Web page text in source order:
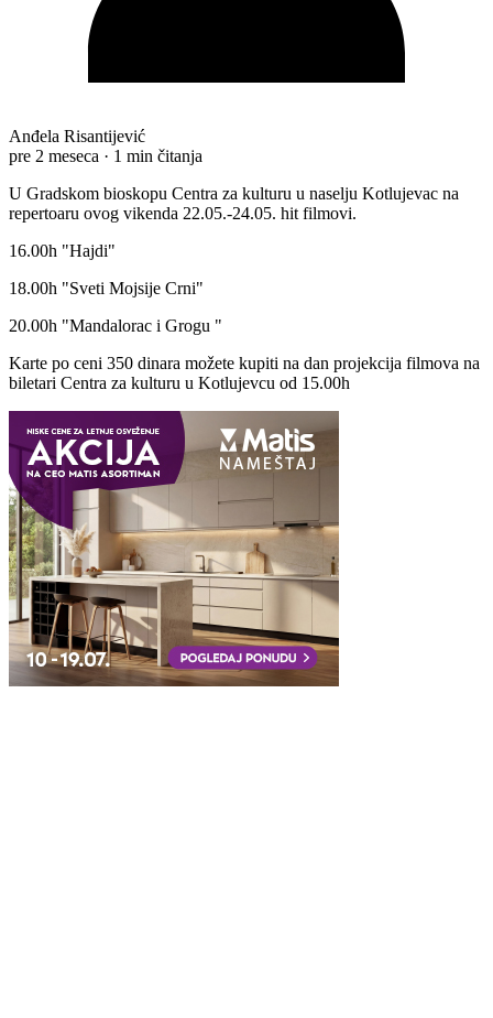
Anđela Risantijević
pre 2 meseca · 1 min čitanja
U Gradskom bioskopu Centra za kulturu u naselju Kotlujevac na
repertoaru ovog vikenda 22.05.-24.05. hit filmovi.
16.00h "Hajdi"
18.00h "Sveti Mojsije Crni"
20.00h "Mandalorac i Grogu "
Karte po ceni 350 dinara možete kupiti na dan projekcija filmova na
biletari Centra za kulturu u Kotlujevcu od 15.00h